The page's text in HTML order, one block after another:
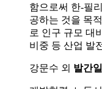
함으로써 한-필
공하는 것을 목
로 인구 규모 대
비중 등 산업 발
강문수 외 발간일